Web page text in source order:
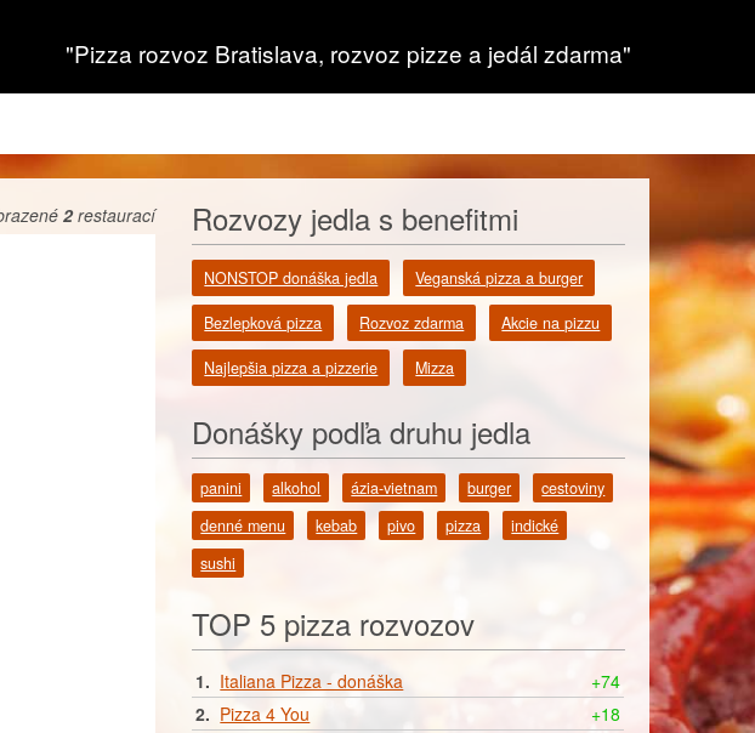
"Pizza rozvoz Bratislava, rozvoz pizze a jedál zdarma"
2restaurací Rozvozy jedla s benefitmi
NONSTOP donáška jedla Veganská pizza a burger
Bezlepková pizza Rozvoz zdarma Akcie na pizzu
Najlepšia pizza a pizzerie Mizza
Donášky podľa druhu jedla
panini alkohol ázia-vietnam burger
cestoviny
denné menu
kebab pivo pizza
indické
sushi
TOP 5 pizza rozvozov
1. Italiana Pizza - donáška
+74
2. Pizza 4 You
+18